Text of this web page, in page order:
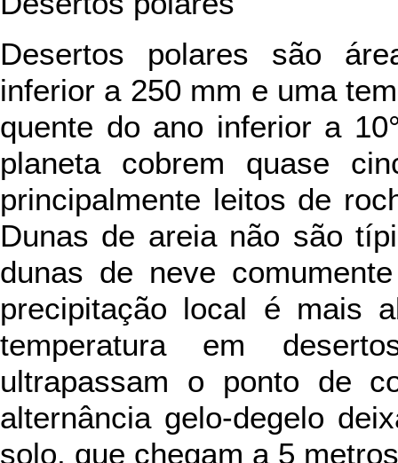
Desertos polares são
inferior a 250 mm e uma
quente do ano inferior a
planeta cobrem quase
principalmente leitos de
Dunas de areia não são
dunas de neve
precipitação local é mais
temperatura em
ultrapassam o ponto de
alternância gelo-degelo
solo, que chegam a 5